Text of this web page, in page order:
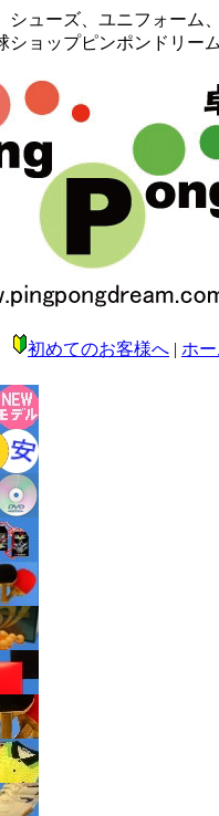
シューズ、ユニフォーム
ショップピンポンドリー
初めてのお客様へ | ホ